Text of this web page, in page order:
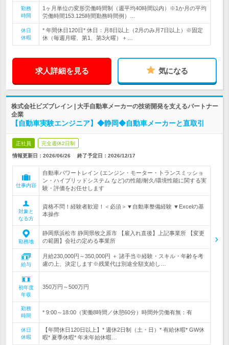
勤務
時間
1ヶ月単位の変形労働時間制（週平均40時間以内）※1か月の平均
労働時間153.125時間勤務時間例）…
休日
休暇
* 年間休日120日* 休日：月8日以上（2月のみ月7日以上）※固定
休（毎週月曜、第1、第3火曜）＋…
求人詳細を見る 気になる
株式会社ビズブレイン | 大手自動車メーカーの技術開発を支えるパートナー
企業
【自動車実験エンジニア】◆静岡◆自動車メーカーと直取引
正社員 完全週休2日制
情報更新日：2026/06/26 終了予定日： 2026/12/17
仕事内容
自動車パワートレイン (エンジン・モーター・トランスミッショ
ン・ハイブリッドシステム など)の性能/耐久/環境性能に関する実
験・評価をお任せします
対象と
なる方
資格不問！経験者歓迎！＜必須＞▼自動車整備経験 ▼Excelの基
本操作
勤務地
静岡県浜松市 静岡県牧之原市 【雇入れ直後】上記事業所 【変更
の範囲】会社の定める事業所
給与
月給230,000円～350,000円 ＋ 諸手当※経験・スキル・年齢を考
慮の上、決定します※残業代は別途全額支給し…
初年度
年収
350万円～500万円
勤務
時間
* 9:00～18:00（実働8時間／休憩60分）時間外労働有無：有
休日
休暇
【年間休日120日以上】* 週休2日制（土・日）* 有給休暇* GW休
暇* 夏季休暇* 年末年始休暇…